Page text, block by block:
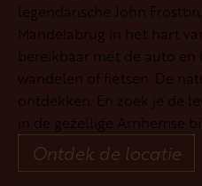
legendarische John
Mandelabrug in het hart
bereikbaar met de auto en
wandelen of fietsen. De
ontdekken. En zoek je de
in de gezellige Arnhemse
Ontdek de locatie